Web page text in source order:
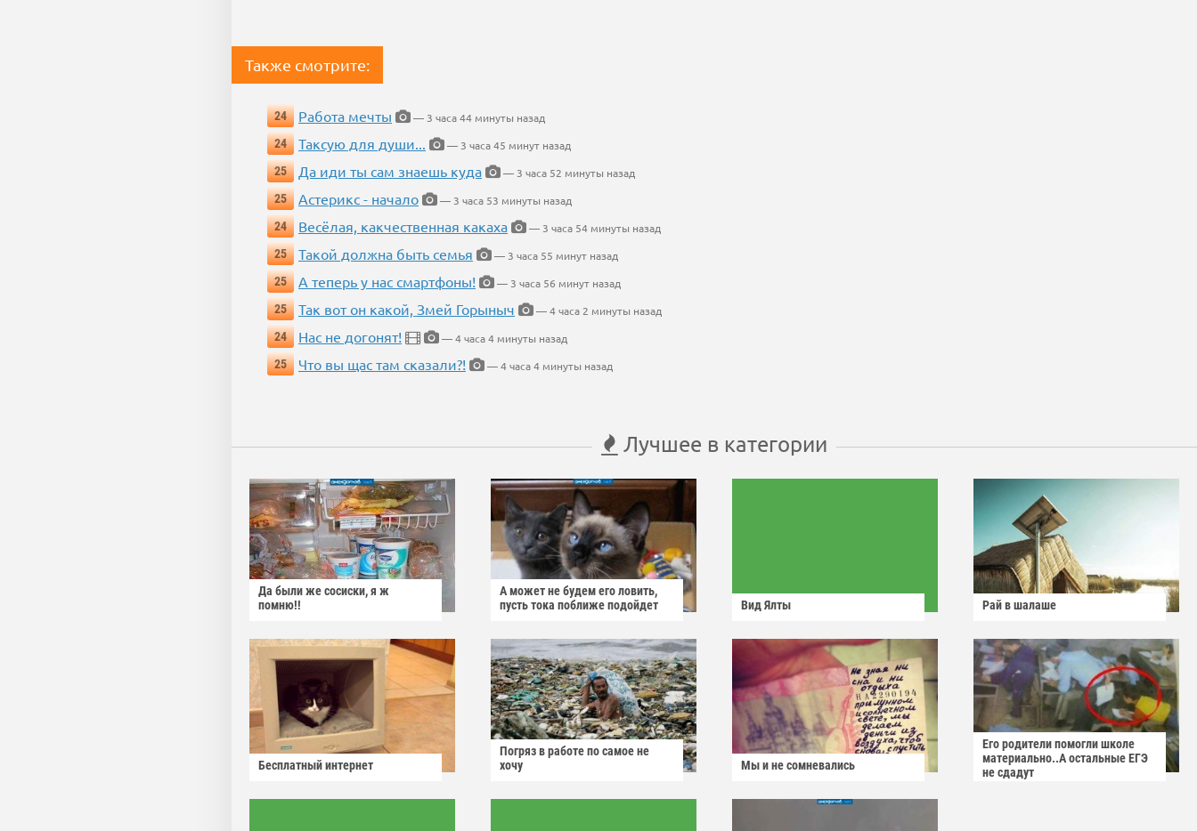
Также смотрите:
24 Работа мечты
— 3 часа 44 минуты назад
24
Таксую для души...
— 3 часа 45 минут назад
25
Да иди ты сам знаешь куда
— 3 часа 52 минуты назад
25
Астерикс - начало
— 3 часа 53 минуты назад
24
Весёлая, какчественная какаха
— 3 часа 54 минуты назад
25
Такой должна быть семья
— 3 часа 55 минут назад
25
А теперь у нас смартфоны!
— 3 часа 56 минут назад
25
Так вот он какой, Змей Горыныч
— 4 часа 2 минуты назад
24
Нас не догонят!
— 4 часа 4 минуты назад
25
Что вы щас там сказали?! — 4 часа 4 минуты назад
Лучшее в категории
Да были же сосиски, я ж
помню!!
А может не будем его ловить,
пусть тока поближе подойдет
Вид Ялты Рай в шалаше
Бесплатный интернет
Погряз в работе по самое не
хочу
Мы и не сомневались
Его родители помогли школе
материально..А остальные ЕГЭ
не сдадут